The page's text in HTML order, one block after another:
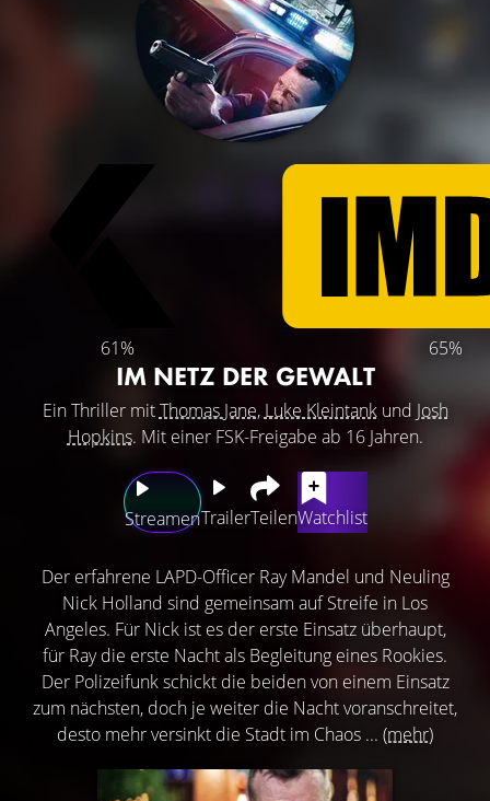
61% 65%
IM NETZ DER GEWALT
Ein Thriller mitThomas Jane, Luke Kleintankund Josh
Hopkins. Mit einer FSK-Freigabe ab 16 Jahren.
StreamenTrailerTeilenWatchlist
Der erfahrene LAPD-Officer Ray Mandel und Neuling
Nick Holland sind gemeinsam auf Streife in Los
Angeles. Für Nick ist es der erste Einsatz überhaupt,
für Ray die erste Nacht als Begleitung eines Rookies.
Der Polizeifunk schickt die beiden von einem Einsatz
zum nächsten, doch je weiter die Nacht voranschreitet,
desto mehr versinkt die Stadt im Chaos ... (mehr)